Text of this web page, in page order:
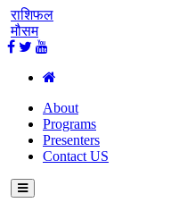
राशिफल
मौसम
About
Programs
Presenters
Contact US